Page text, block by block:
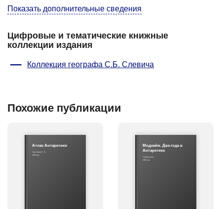
Показать дополнительные сведения
Цифровые и тематические книжные
коллекции издания
Коллекция географа С.Б. Слевича
Похожие публикации
Атлас Антарктики
Толстиков Е. И.
1969 год
Модхейм. Два года в
Антарктике
Гиавер Джон
1958 год